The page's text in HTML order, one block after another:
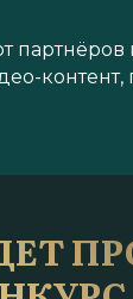
партнёров